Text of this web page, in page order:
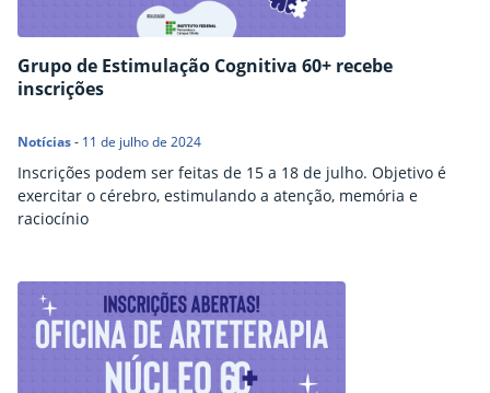
Grupo de Estimulação Cognitiva 60+ recebe
inscrições
Notícias- 11 de julho de 2024
Inscrições podem ser feitas de 15 a 18 de julho. Objetivo é
exercitar o cérebro, estimulando a atenção, memória e
raciocínio